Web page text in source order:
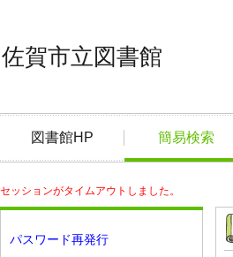
佐賀市立図書館
図書館HP 簡易検索
セッションがタイムアウトしました。
パスワード再発行